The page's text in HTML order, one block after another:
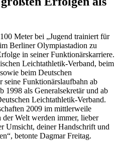
Meter bei „Jugend trainiert für
Berliner Olympiastadion zu
in seiner Funktionärskarriere.
Leichtathletik-Verband, beim
beim Deutschen
seine Funktionärslaufbahn ab
1998 als Generalsekretär und ab
Leichtathletik-Verband.
2009 im mittlerweile
Welt werden immer, lieber
Umsicht, deiner Handschrift und
betonte Dagmar Freitag.